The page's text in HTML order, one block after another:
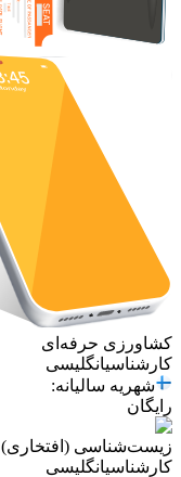
کشاورزی حرفه‌ای
کارشناسیانگلیسی
شهریه سالیانه:
رایگان
زیست‌شناسی (افتخاری)
کارشناسیانگلیسی